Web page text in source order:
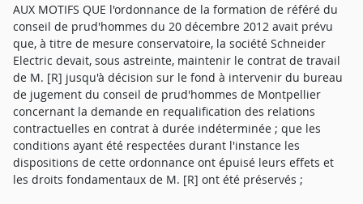
AUX MOTIFS QUE l'ordonnance de la formation de référé du
conseil de prud'hommes du 20 décembre 2012 avait prévu
que, à titre de mesure conservatoire, la société Schneider
Electric devait, sous astreinte, maintenir le contrat de travail
de M. [R] jusqu'à décision sur le fond à intervenir du bureau
de jugement du conseil de prud'hommes de Montpellier
concernant la demande en requalification des relations
contractuelles en contrat à durée indéterminée ; que les
conditions ayant été respectées durant l'instance les
dispositions de cette ordonnance ont épuisé leurs effets et
les droits fondamentaux de M. [R] ont été préservés ;